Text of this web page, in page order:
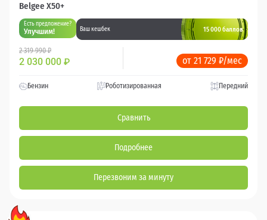
Belgee X50+
Есть предложение?
Улучшим! Ваш кешбек 15 000 баллов
2 319 990 ₽
2 030 000 ₽ от 21 729 ₽/мес
Бензин Роботизированная Передний
Сравнить
Подробнее
Перезвоним за минуту